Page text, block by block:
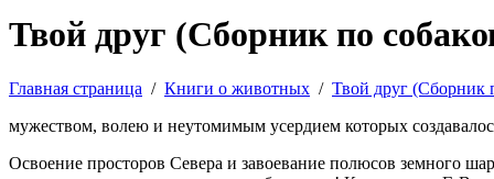
Твой друг (Сборник по
Главная страница / Книги о животных / Твой друг (Сборник
мужеством, волею и неутомимым усердием которых
Освоение просторов Севера и завоевание полюсов земного